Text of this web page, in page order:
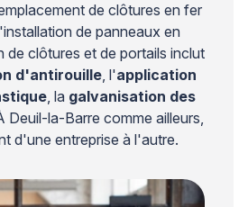
de clôtures en fer
de panneaux en
de clôtures et de portails inclut
d'antirouille, l'application
, la galvanisation des
Deuil-la-Barre comme ailleurs,
d'une entreprise à l'autre.